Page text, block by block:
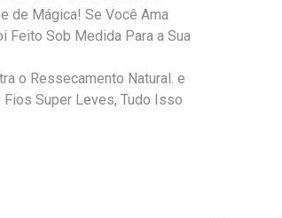
de Mágica! Se Você Ama
Feito Sob Medida Para a Sua
o Ressecamento Natural. e
Super Leves, Tudo Isso